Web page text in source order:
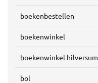
boekenbestellen
boekenwinkel
boekenwinkel hilversum
bol